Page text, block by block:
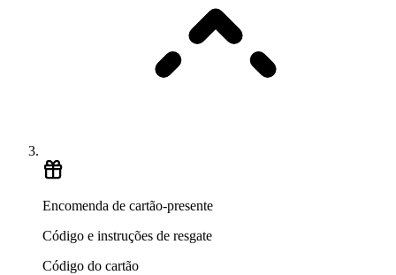
Encomenda de cartão-presente
Código e instruções de resgate
Código do cartão